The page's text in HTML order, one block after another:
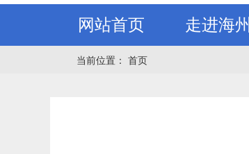
网站首页 走进海州
当前位置： 首页